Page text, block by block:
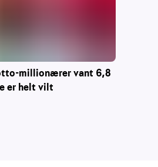
millionærer vant 6,8
er helt vilt